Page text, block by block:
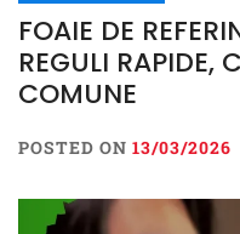
FOAIE DE
REGULI RAPIDE,
COMUNE
POSTED ON 13/03/2026